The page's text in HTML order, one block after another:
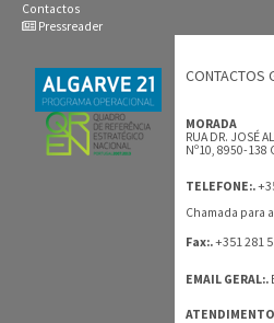
Contactos
Pressreader
CONTACTOS
MORADA
RUA DR. JOSÉ
Nº10, 8950-138
TELEFONE:.
Chamada para
Fax:.+351 281
EMAIL GERAL:.